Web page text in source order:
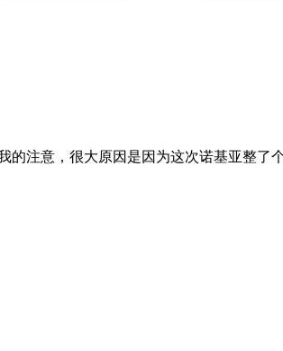
49克的重量（约等于一颗鸡蛋），让它
的注意，很大原因是因为这次诺基亚整了